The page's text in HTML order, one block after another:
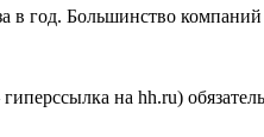
в год. Большинство
на hh.ru)